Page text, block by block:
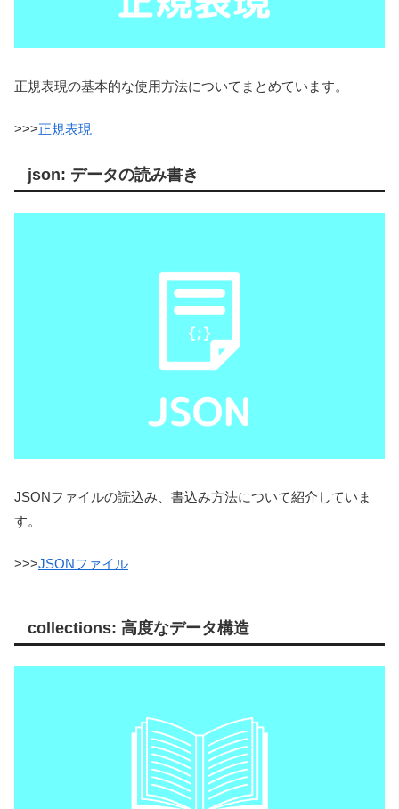
正規表現の基本的な使用方法についてまとめています。
>>>正規表現
json: データの読み書き
JSONファイルの読込み、書込み方法について紹介していま
す。
>>>JSONファイル
collections: 高度なデータ構造